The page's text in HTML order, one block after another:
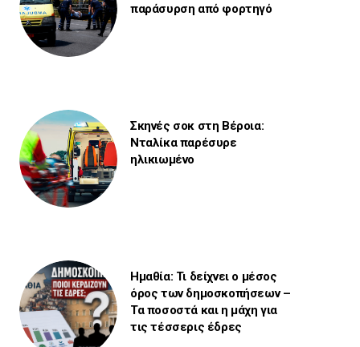
παράσυρση από φορτηγό
Σκηνές σοκ στη Βέροια:
Νταλίκα παρέσυρε
ηλικιωμένο
Ημαθία: Τι δείχνει ο μέσος
όρος των δημοσκοπήσεων –
Τα ποσοστά και η μάχη για
τις τέσσερις έδρες